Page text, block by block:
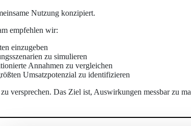
Nutzung konzipiert.
empfehlen wir:
einzugeben
zu simulieren
Annahmen zu vergleichen
Umsatzpotenzial zu identifizieren
versprechen. Das Ziel ist, Auswirkungen messbar zu